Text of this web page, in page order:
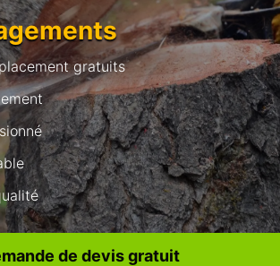
gratuits
de devis gratuit